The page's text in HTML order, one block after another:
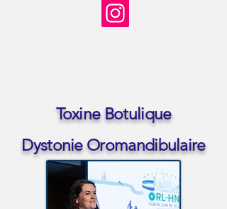
Toxine Botulique
Dystonie Oromandibulaire